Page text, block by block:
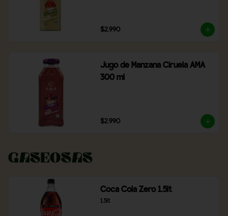
$2.990
Jugo de Manzana Ciruela AMA
300 ml
$2.990
Gaseosas
Coca Cola Zero 1.5lt
1.5lt